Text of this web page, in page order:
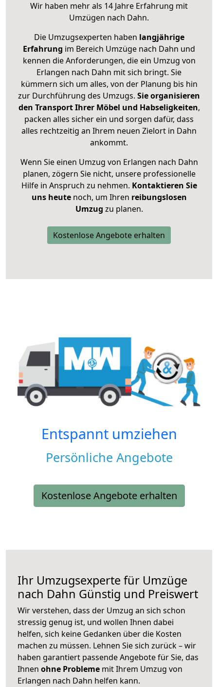
Wir haben mehr als 14 Jahre Erfahrung mit
Umzügen nach Dahn.
Die Umzugsexperten haben langjährige
Erfahrung im Bereich Umzüge nach Dahn und
kennen die Anforderungen, die ein Umzug von
Erlangen nach Dahn mit sich bringt. Sie
kümmern sich um alles, von der Planung bis hin
zur Durchführung des Umzugs. Sie organisieren
den Transport Ihrer Möbel und Habseligkeiten,
packen alles sicher ein und sorgen dafür, dass
alles rechtzeitig an Ihrem neuen Zielort in Dahn
ankommt.
Wenn Sie einen Umzug von Erlangen nach Dahn
planen, zögern Sie nicht, unsere professionelle
Hilfe in Anspruch zu nehmen. Kontaktieren Sie
uns heutenoch, um Ihren reibungslosen
Umzug zu planen.
Kostenlose Angebote erhalten
Entspannt umziehen
Persönliche Angebote
Kostenlose Angebote erhalten
Ihr Umzugsexperte für Umzüge
nach Dahn Günstig und Preiswert
Wir verstehen, dass der Umzug an sich schon
stressig genug ist, und wollen Ihnen dabei
helfen, sich keine Gedanken über die Kosten
machen zu müssen. Lehnen Sie sich zurück – wir
haben garantiert passende Angebote für Sie, das
Ihnen ohne Probleme mit Ihrem Umzug von
Erlangen nach Dahn helfen kann.